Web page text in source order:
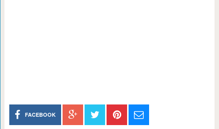
FACEBOOK